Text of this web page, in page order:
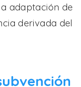
adaptación de
derivada del